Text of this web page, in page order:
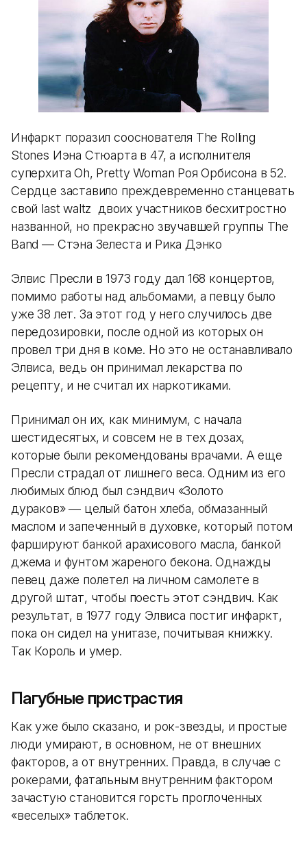
Инфаркт поразил сооснователя The Rolling
Stones Иэна Стюарта в 47, а исполнителя
суперхита Oh, Pretty Woman Роя Орбисона в 52.
Сердце заставило преждевременно станцевать
свой last waltz двоих участников бесхитростно
названной, но прекрасно звучавшей группы The
Band — Стэна Зелеста и Рика Дэнко
Элвис Пресли в 1973 году дал 168 концертов,
помимо работы над альбомами, а певцу было
уже 38 лет. За этот год у него случилось две
передозировки, после одной из которых он
провел три дня в коме. Но это не останавливало
Элвиса, ведь он принимал лекарства по
рецепту, и не считал их наркотиками.
Принимал он их, как минимум, с начала
шестидесятых, и совсем не в тех дозах,
которые были рекомендованы врачами. А еще
Пресли страдал от лишнего веса. Одним из его
любимых блюд был сэндвич «Золото
дураков» — целый батон хлеба, обмазанный
маслом и запеченный в духовке, который потом
фаршируют банкой арахисового масла, банкой
джема и фунтом жареного бекона. Однажды
певец даже полетел на личном самолете в
другой штат, чтобы поесть этот сэндвич. Как
результат, в 1977 году Элвиса постиг инфаркт,
пока он сидел на унитазе, почитывая книжку.
Так Король и умер.
Пагубные пристрастия
Как уже было сказано, и рок-звезды, и простые
люди умирают, в основном, не от внешних
факторов, а от внутренних. Правда, в случае с
рокерами, фатальным внутренним фактором
зачастую становится горсть проглоченных
«веселых» таблеток.